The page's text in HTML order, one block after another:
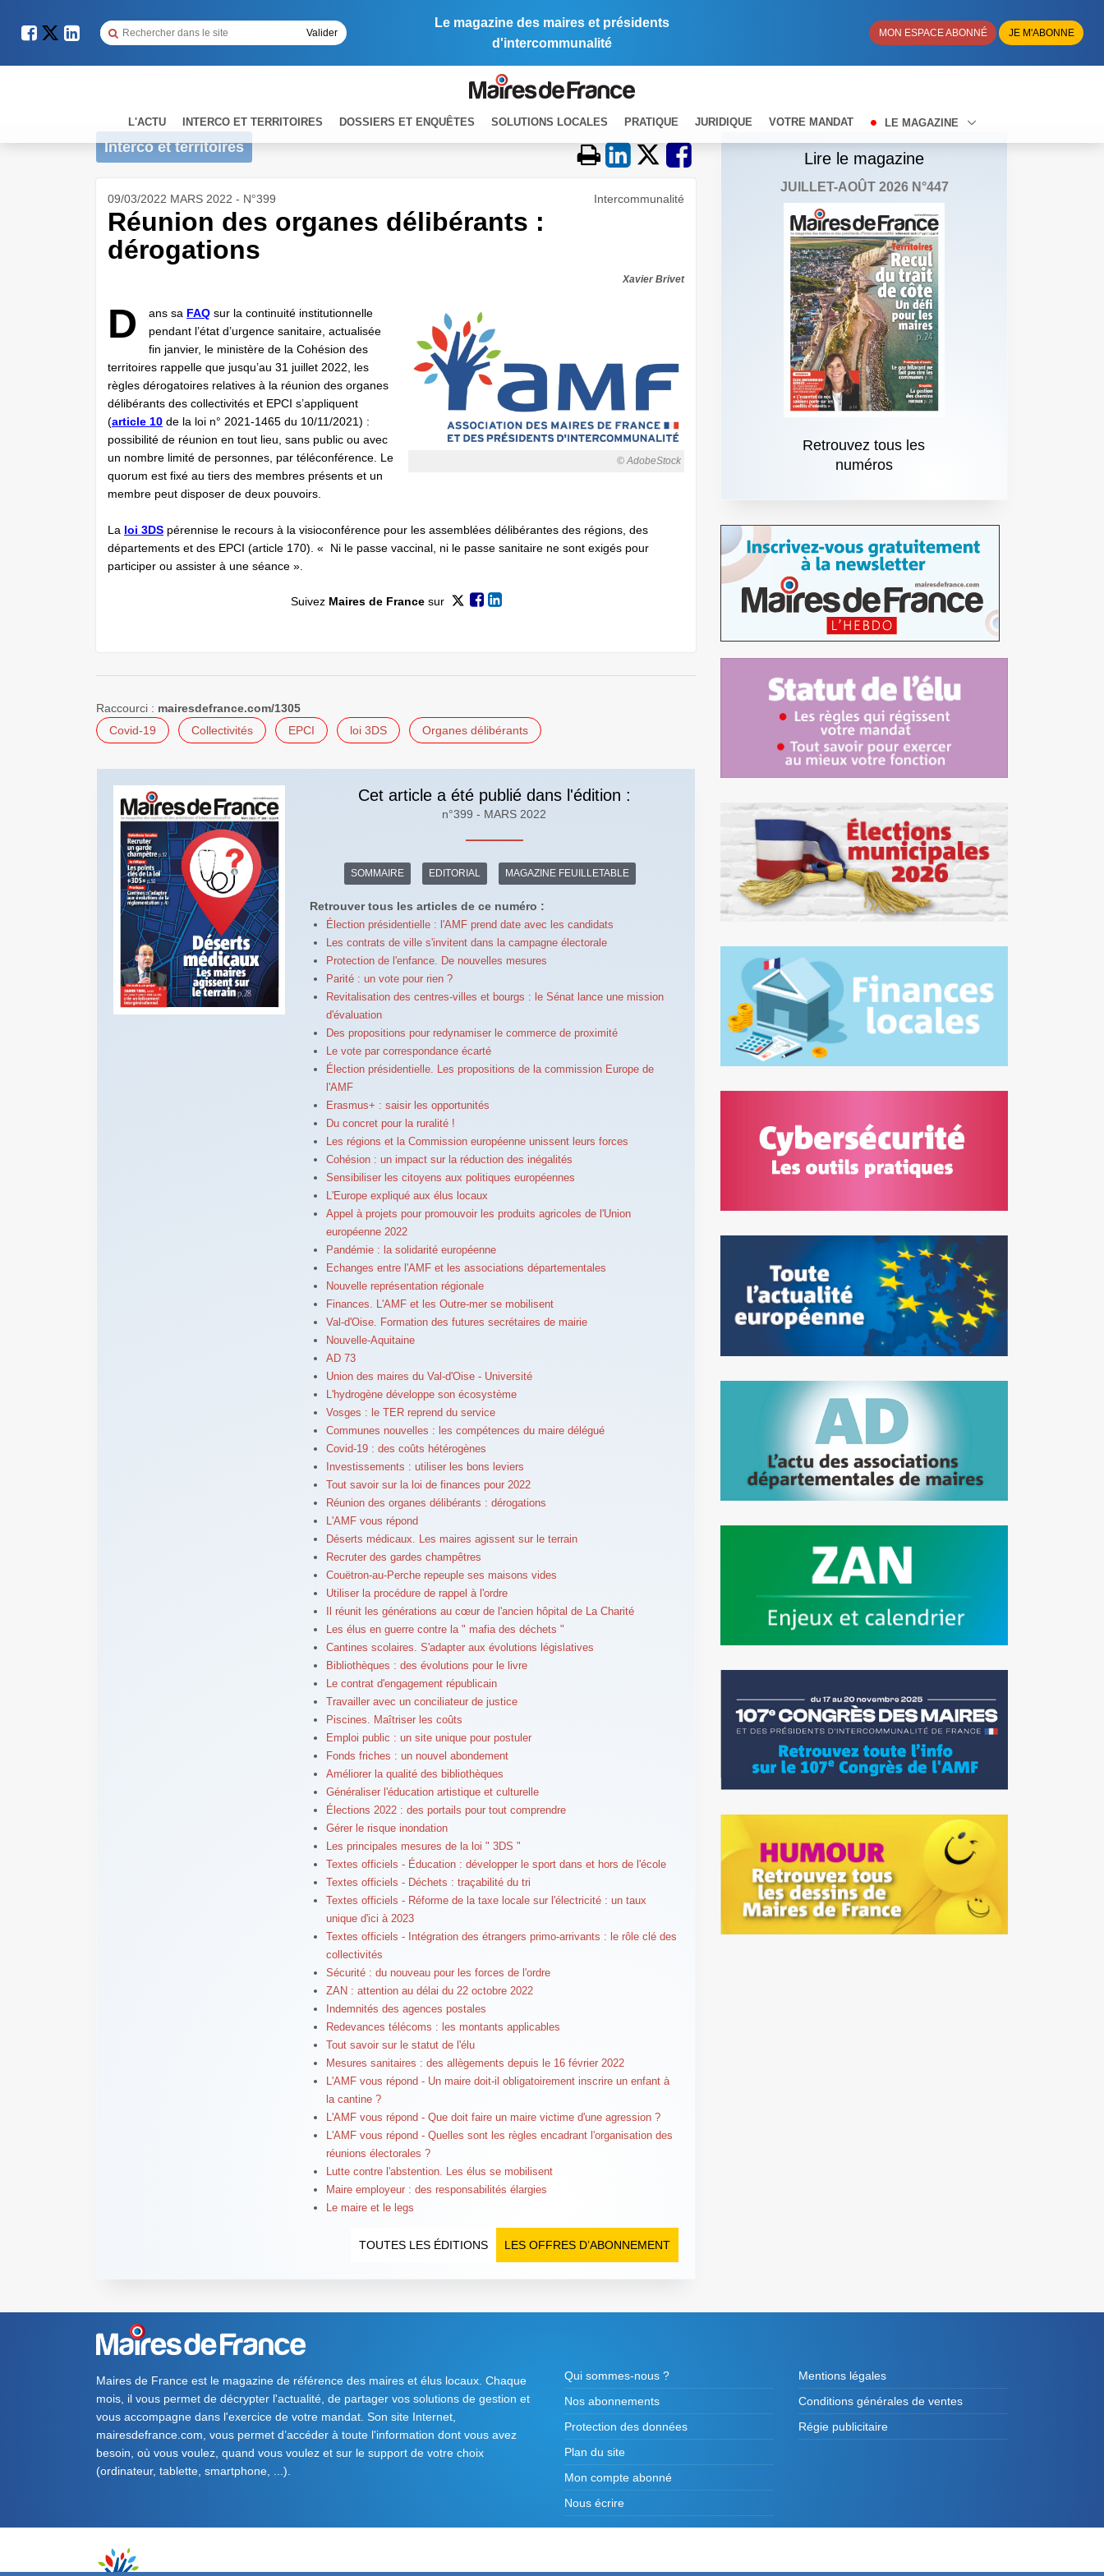
Le magazine des maires et présidents
d'intercommunalité
MON ESPACE ABONNÉ JE M'ABONNE
L'ACTU INTERCO ET TERRITOIRES DOSSIERS ET ENQUÊTES SOLUTIONS LOCALES PRATIQUE JURIDIQUE VOTRE MANDAT LE MAGAZINE
Interco et territoires
09/03/2022 MARS 2022 - N°399 Intercommunalité
Réunion des organes délibérants :
dérogations
Xavier Brivet
© AdobeStock
D ans sa FAQ sur la continuité institutionnelle
pendant l’état d’urgence sanitaire, actualisée
fin janvier, le ministère de la Cohésion des
territoires rappelle que jusqu’au 31 juillet 2022, les
règles dérogatoires relatives à la réunion des organes
délibérants des collectivités et EPCI s’appliquent
(article 10 de la loi n° 2021-1465 du 10/11/2021) :
possibilité de réunion en tout lieu, sans public ou avec
un nombre limité de personnes, par téléconférence. Le
quorum est fixé au tiers des membres présents et un
membre peut disposer de deux pouvoirs.
La loi 3DS pérennise le recours à la visioconférence pour les assemblées délibérantes des régions, des
départements et des EPCI (article 170). « Ni le passe vaccinal, ni le passe sanitaire ne sont exigés pour
participer ou assister à une séance ».
Suivez Maires de Francesur
Raccourci : mairesdefrance.com/1305
Covid-19
Collectivités EPCI loi 3DS Organes délibérants
Cet article a été publié dans l'édition :
n°399 - MARS 2022
SOMMAIRE EDITORIAL MAGAZINE FEUILLETABLE
Retrouver tous les articles de ce numéro :
Élection présidentielle : l'AMF prend date avec les candidats
Les contrats de ville s'invitent dans la campagne électorale
Protection de l'enfance. De nouvelles mesures
Parité : un vote pour rien ?
Revitalisation des centres-villes et bourgs : le Sénat lance une mission
d'évaluation
Des propositions pour redynamiser le commerce de proximité
Le vote par correspondance écarté
Élection présidentielle. Les propositions de la commission Europe de
l'AMF
Erasmus+ : saisir les opportunités
Du concret pour la ruralité !
Les régions et la Commission européenne unissent leurs forces
Cohésion : un impact sur la réduction des inégalités
Sensibiliser les citoyens aux politiques européennes
L'Europe expliqué aux élus locaux
Appel à projets pour promouvoir les produits agricoles de l'Union
européenne 2022
Pandémie : la solidarité européenne
Echanges entre l'AMF et les associations départementales
Nouvelle représentation régionale
Finances. L'AMF et les Outre-mer se mobilisent
Val-d'Oise. Formation des futures secrétaires de mairie
Nouvelle-Aquitaine
AD 73
Union des maires du Val-d'Oise - Université
L'hydrogène développe son écosystème
Vosges : le TER reprend du service
Communes nouvelles : les compétences du maire délégué
Covid-19 : des coûts hétérogènes
Investissements : utiliser les bons leviers
Tout savoir sur la loi de finances pour 2022
Réunion des organes délibérants : dérogations
L'AMF vous répond
Déserts médicaux. Les maires agissent sur le terrain
Recruter des gardes champêtres
Couëtron-au-Perche repeuple ses maisons vides
Utiliser la procédure de rappel à l'ordre
Il réunit les générations au cœur de l'ancien hôpital de La Charité
Les élus en guerre contre la " mafia des déchets "
Cantines scolaires. S'adapter aux évolutions législatives
Bibliothèques : des évolutions pour le livre
Le contrat d'engagement républicain
Travailler avec un conciliateur de justice
Piscines. Maîtriser les coûts
Emploi public : un site unique pour postuler
Fonds friches : un nouvel abondement
Améliorer la qualité des bibliothèques
Généraliser l'éducation artistique et culturelle
Élections 2022 : des portails pour tout comprendre
Gérer le risque inondation
Les principales mesures de la loi " 3DS "
Textes officiels - Éducation : développer le sport dans et hors de l'école
Textes officiels - Déchets : traçabilité du tri
Textes officiels - Réforme de la taxe locale sur l'électricité : un taux
unique d'ici à 2023
Textes officiels - Intégration des étrangers primo-arrivants : le rôle clé des
collectivités
Sécurité : du nouveau pour les forces de l'ordre
ZAN : attention au délai du 22 octobre 2022
Indemnités des agences postales
Redevances télécoms : les montants applicables
Tout savoir sur le statut de l'élu
Mesures sanitaires : des allègements depuis le 16 février 2022
L'AMF vous répond - Un maire doit-il obligatoirement inscrire un enfant à
la cantine ?
L'AMF vous répond - Que doit faire un maire victime d'une agression ?
L'AMF vous répond - Quelles sont les règles encadrant l'organisation des
réunions électorales ?
Lutte contre l'abstention. Les élus se mobilisent
Maire employeur : des responsabilités élargies
Le maire et le legs
LES OFFRES D’ABONNEMENT
TOUTES LES ÉDITIONS
Lire le magazine
JUILLET-AOÛT 2026 N°447
Retrouvez tous les
numéros
Maires de France est le magazine de référence des maires et élus locaux. Chaque
mois, il vous permet de décrypter l'actualité, de partager vos solutions de gestion et
vous accompagne dans l'exercice de votre mandat. Son site Internet,
mairesdefrance.com, vous permet d’accéder à toute l'information dont vous avez
besoin, où vous voulez, quand vous voulez et sur le support de votre choix
(ordinateur, tablette, smartphone, ...).
Qui sommes-nous ?
Nos abonnements
Protection des données
Plan du site
Mon compte abonné
Nous écrire
Mentions légales
Conditions générales de ventes
Régie publicitaire